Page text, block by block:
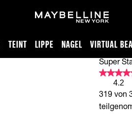
TEINT LIPPE NAGEL VIRTUAL
Super
4.2
319 von